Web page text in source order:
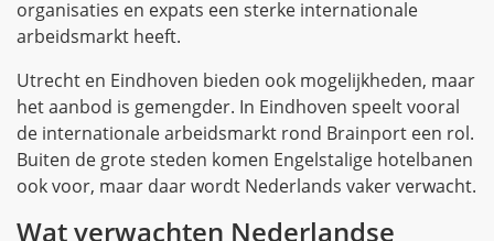
organisaties en expats een sterke internationale
arbeidsmarkt heeft.
Utrecht en Eindhoven bieden ook mogelijkheden, maar
het aanbod is gemengder. In Eindhoven speelt vooral
de internationale arbeidsmarkt rond Brainport een rol.
Buiten de grote steden komen Engelstalige hotelbanen
ook voor, maar daar wordt Nederlands vaker verwacht.
Wat verwachten Nederlandse